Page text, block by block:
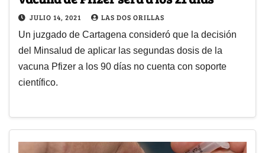
JULIO 14, 2021 LAS DOS ORILLAS
Un juzgado de Cartagena consideró que la decisión
del Minsalud de aplicar las segundas dosis de la
vacuna Pfizer a los 90 días no cuenta con soporte
científico.